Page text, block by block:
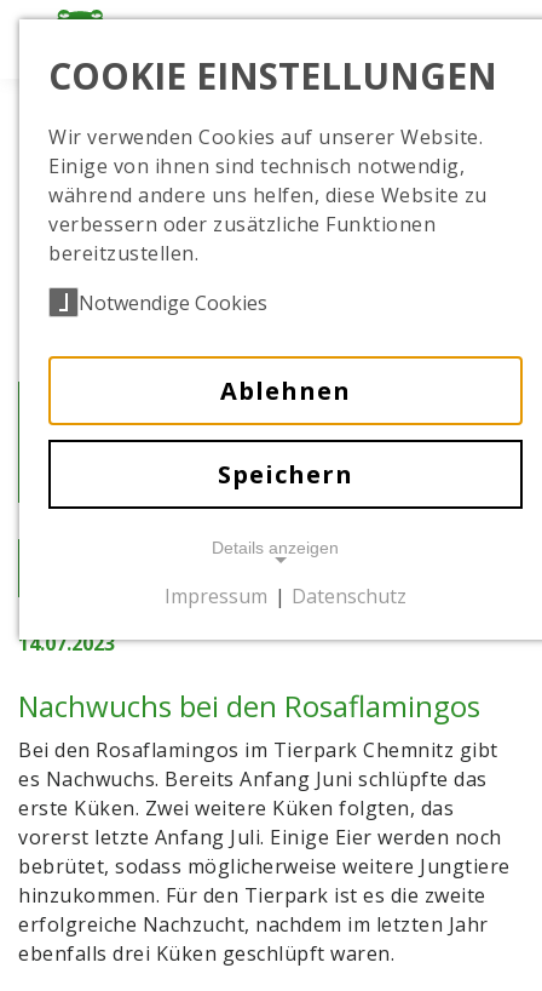
Nachwuchs bei den
Rosaflamingos
14.07.2023
Nachwuchs bei den Rosaflamingos
Bei den Rosaflamingos im Tierpark Chemnitz gibt
es Nachwuchs. Bereits Anfang Juni schlüpfte das
erste Küken. Zwei weitere Küken folgten, das
vorerst letzte Anfang Juli. Einige Eier werden noch
bebrütet, sodass möglicherweise weitere Jungtiere
hinzukommen. Für den Tierpark ist es die zweite
erfolgreiche Nachzucht, nachdem im letzten Jahr
ebenfalls drei Küken geschlüpft waren.
COOKIE EINSTELLUNGEN
Wir verwenden Cookies auf unserer Website.
Einige von ihnen sind technisch notwendig,
während andere uns helfen, diese Website zu
verbessern oder zusätzliche Funktionen
bereitzustellen.
Notwendige Cookies
Ablehnen
Speichern
Details anzeigen
NOTWENDIGE COOKIES
Notwendige Cookies ermöglichen
einwandfreie Funktion der Website
erforderlich.
Cookie Consent
Name:
cookie_consent
Zweck:
Dieses Cookie speichert die gewählten
Einwilligungsoptionen des Nutzers
Impressum | Datenschutz